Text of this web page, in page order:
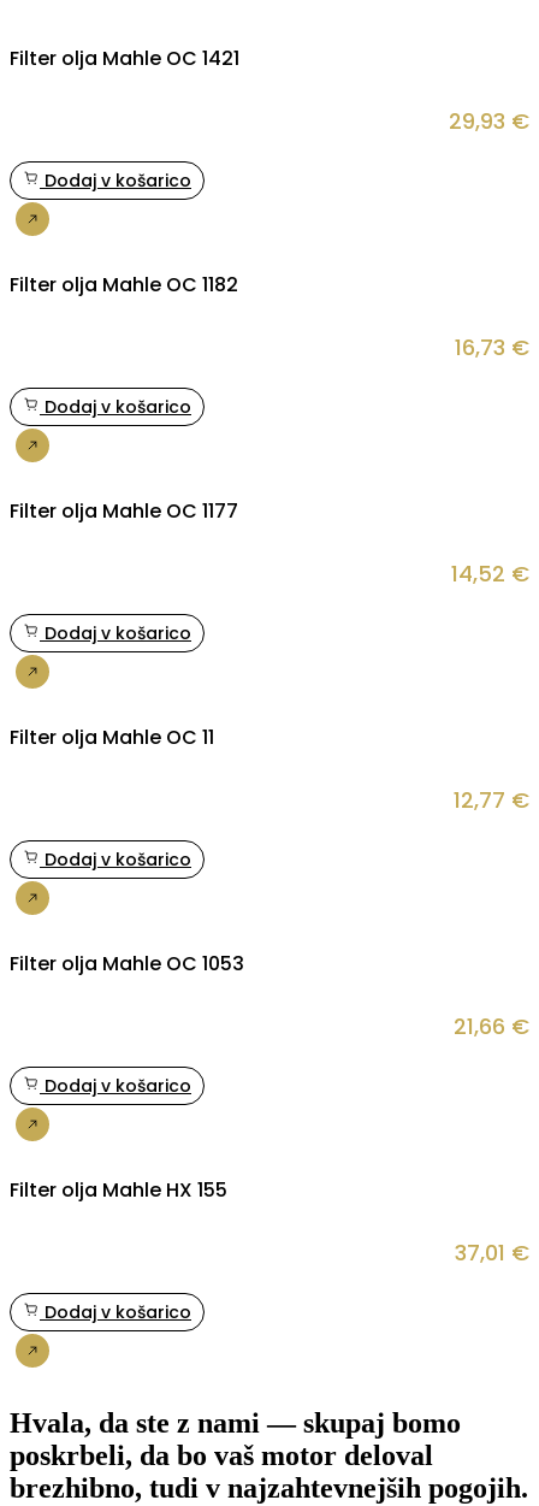
Filter olja Mahle OC 1421
29,93 €
Dodaj v košarico
Filter olja Mahle OC 1182
16,73 €
Dodaj v košarico
Filter olja Mahle OC 1177
14,52 €
Dodaj v košarico
Filter olja Mahle OC 11
12,77 €
Dodaj v košarico
Filter olja Mahle OC 1053
21,66 €
Dodaj v košarico
Filter olja Mahle HX 155
37,01 €
Dodaj v košarico
Hvala, da ste z nami — skupaj bomo
poskrbeli, da bo vaš motor deloval
brezhibno, tudi v najzahtevnejših pogojih.